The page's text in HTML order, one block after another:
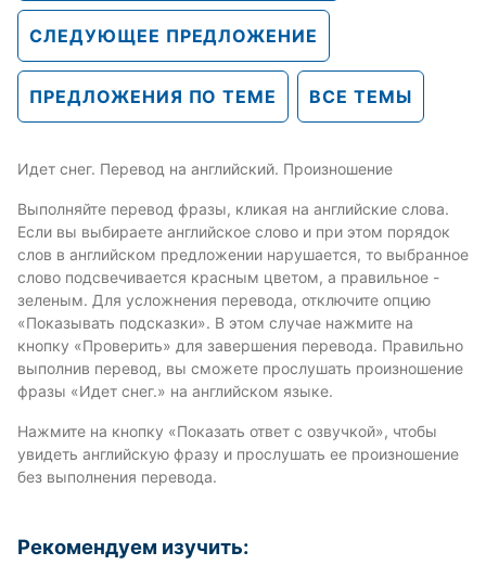
СЛЕДУЮЩЕЕ ПРЕДЛОЖЕНИЕ
ПРЕДЛОЖЕНИЯ ПО ТЕМЕ ВСЕ ТЕМЫ
Идет снег. Перевод на английский. Произношение
Выполняйте перевод фразы, кликая на английские слова.
Если вы выбираете английское слово и при этом порядок
слов в английском предложении нарушается, то выбранное
слово подсвечивается красным цветом, а правильное -
зеленым. Для усложнения перевода, отключите опцию
«Показывать подсказки». В этом случае нажмите на
кнопку «Проверить» для завершения перевода. Правильно
выполнив перевод, вы сможете прослушать произношение
фразы «Идет снег.» на английском языке.
Нажмите на кнопку «Показать ответ с озвучкой», чтобы
увидеть английскую фразу и прослушать ее произношение
без выполнения перевода.
Рекомендуем изучить: